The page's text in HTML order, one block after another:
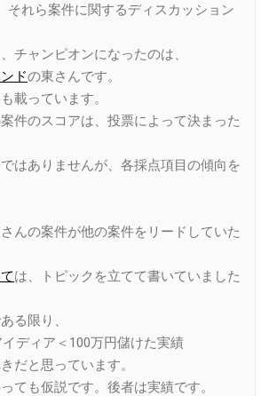
それら案件に関するディスカッション
チャンピオンになったのは、
ドの東さんです。
載っています。
件のスコアは、投票によって決まった
はありませんが、各採点項目の傾向を
んの案件が他の案件をリードしていた
は、トピックを立てて書いていました
る限り、
ディア＜100万円儲けた実績
だと思っています。
ても仮説です。後者は実績です。